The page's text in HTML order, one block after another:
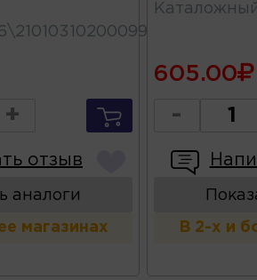
+
отзыв
аналоги
магазинах
605.00
-
В 2-х и